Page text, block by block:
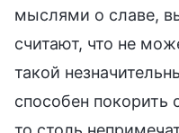
мыслями о славе,
считают, что не
такой
способен покорить